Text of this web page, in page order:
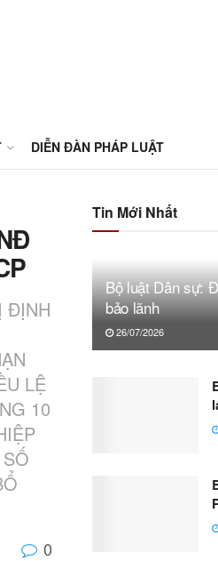
DIỄN ĐÀN PHÁP LUẬT
ĐỊNH
LỆ
10
0
Tin Mới Nhất
Bộ luật Dân sự:
bảo lãnh
26/07/2026